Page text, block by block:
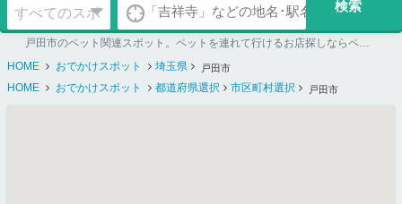
戸田市のペット関連スポット。ペットを連れて行けるお店探しならペットホームウェブ
HOME
おでかけスポット 埼玉県 戸田市
HOME おでかけスポット 都道府県選択 市区町村選択 戸田市